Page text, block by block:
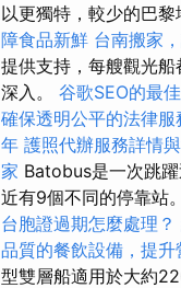
以更獨特，較少的巴黎
障食品新鮮 台南搬家
提供支持，每艘觀光
深入。 谷歌SEO的最
確保透明公平的法律服
年 護照代辦服務詳情
家 Batobus是一次跳
近有9個不同的停靠站。
台胞證過期怎麼處理？
品質的餐飲設備，提升
型雙層船適用於大約